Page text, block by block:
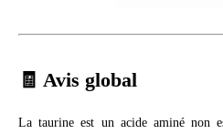
🧾 Avis global
La taurine est un acide aminé non